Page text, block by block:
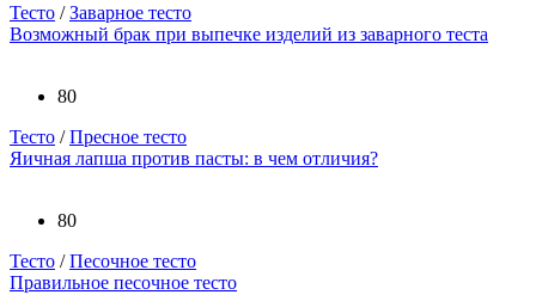
Тесто /Заварное тесто
Возможный брак при выпечке изделий из заварного теста
80
Тесто /Пресное тесто
Яичная лапша против пасты: в чем отличия?
80
Тесто /Песочное тесто
Правильное песочное тесто